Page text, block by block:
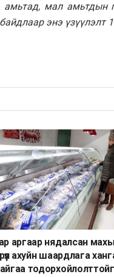
мал амьтдын
энэ үзүүлэлт
аргаар нядалсан
ахуйн шаардлага